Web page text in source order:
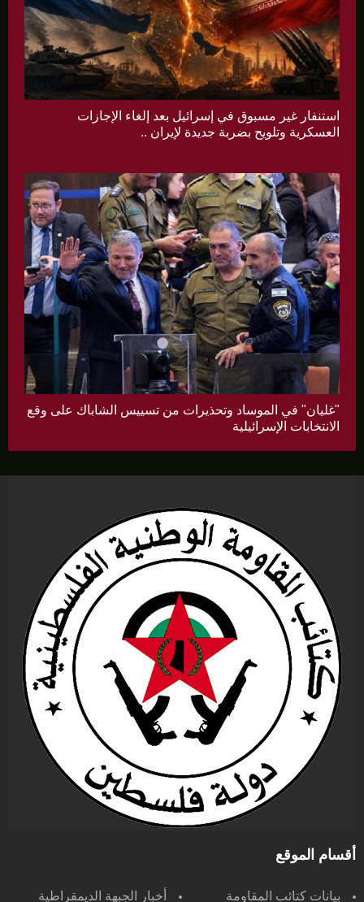
استنفار غير مسبوق في إسرائيل بعد إلغاء الإجازات
العسكرية وتلويح بضربة جديدة لإيران ..
"غليان" في الموساد وتحذيرات من تسييس الشاباك على وقع
الانتخابات الإسرائيلية
أقسام الموقع
بيانات كتائب المقاومة أخبار الجبهة الديمقراطية